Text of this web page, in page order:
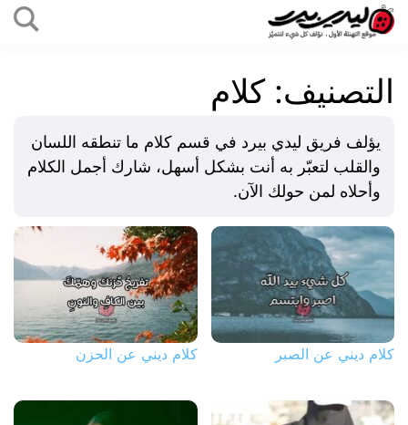
بيرد
التصنيف:كلام
يؤلف فريق ليدي بيرد في قسم كلام ما تنطقه اللسان
والقلب لتعبّر به أنت بشكل أسهل، شارك أجمل الكلام
وأحلاه لمن حولك الآن.
كلام ديني عن الصبر كلام ديني عن الحزن